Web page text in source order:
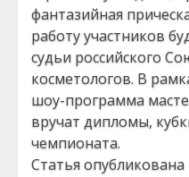
фантазийная
работу участников
судьи российского
косметологов. В
шоу-программа
вручат дипломы,
чемпионата.
Статья опубликована